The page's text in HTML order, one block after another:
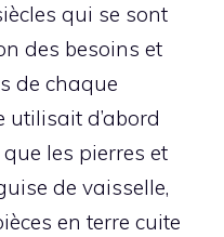
qui se sont
des besoins et
de chaque
utilisait d’abord
les pierres et
de vaisselle,
en terre cuite